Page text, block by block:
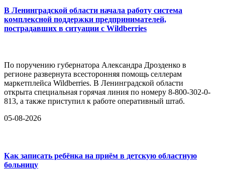
В Ленинградской области начала работу система
комплексной поддержки предпринимателей,
пострадавших в ситуации с Wildberries
По поручению губернатора Александра Дрозденко в
регионе развернута всесторонняя помощь селлерам
маркетплейса Wildberries. В Ленинградской области
открыта специальная горячая линия по номеру 8-800-302-0-
813, а также приступил к работе оперативный штаб.
05-08-2026
Как записать ребёнка на приём в детскую областную
больницу